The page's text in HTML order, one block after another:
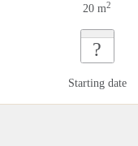
20 m2
?
Starting date